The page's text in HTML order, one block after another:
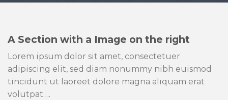
A Section with a Image on the right
Lorem ipsum dolor sit amet, consectetuer
adipiscing elit, sed diam nonummy nibh euismod
tincidunt ut laoreet dolore magna aliquam erat
volutpat….